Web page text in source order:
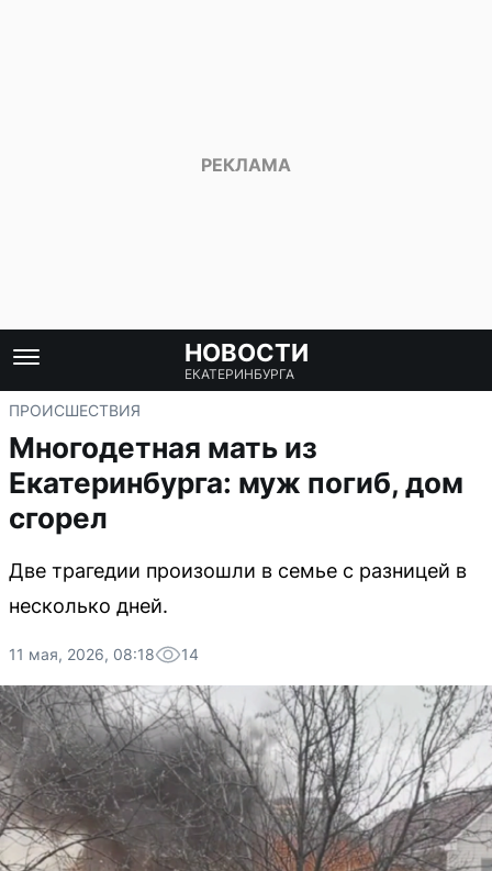
НОВОСТИ
ЕКАТЕРИНБУРГА
ПРОИСШЕСТВИЯ
Многодетная мать из
Екатеринбурга: муж погиб, дом
сгорел
Две трагедии произошли в семье с разницей в
несколько дней.
11 мая, 2026, 08:18 14